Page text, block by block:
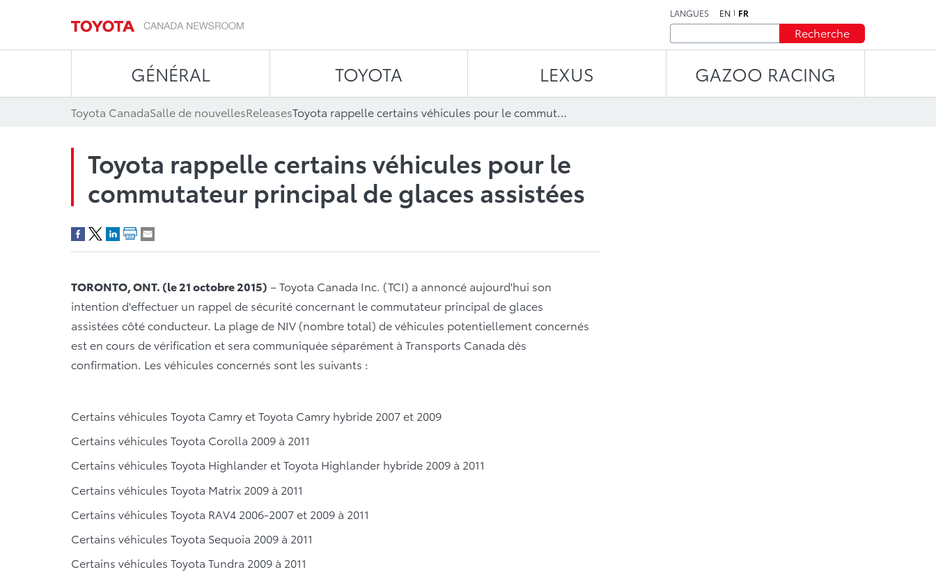
LANGUES EN FR
Recherche
GÉNÉRAL TOYOTA LEXUS GAZOO RACING
Toyota CanadaSalle de nouvellesReleases Toyota rappelle certains véhicules pour le commutateur principal de glaces assistées
Toyota rappelle certains véhicules pour le
commutateur principal de glaces assistées
TORONTO, ONT. (le 21 octobre 2015) – Toyota Canada Inc. (TCI) a annoncé aujourd'hui son
intention d'effectuer un rappel de sécurité concernant le commutateur principal de glaces
assistées côté conducteur. La plage de NIV (nombre total) de véhicules potentiellement concernés
est en cours de vérification et sera communiquée séparément à Transports Canada dès
confirmation. Les véhicules concernés sont les suivants :
Certains véhicules Toyota Camry et Toyota Camry hybride 2007 et 2009
Certains véhicules Toyota Corolla 2009 à 2011
Certains véhicules Toyota Highlander et Toyota Highlander hybride 2009 à 2011
Certains véhicules Toyota Matrix 2009 à 2011
Certains véhicules Toyota RAV4 2006-2007 et 2009 à 2011
Certains véhicules Toyota Sequoia 2009 à 2011
Certains véhicules Toyota Tundra 2009 à 2011